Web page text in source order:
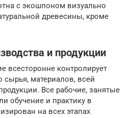
с экошпоном визуально
древесины, кроме
и продукции
всесторонне контролирует
сырья, материалов, всей
Все рабочие, занятые
обучение и практику в
на всех этапах